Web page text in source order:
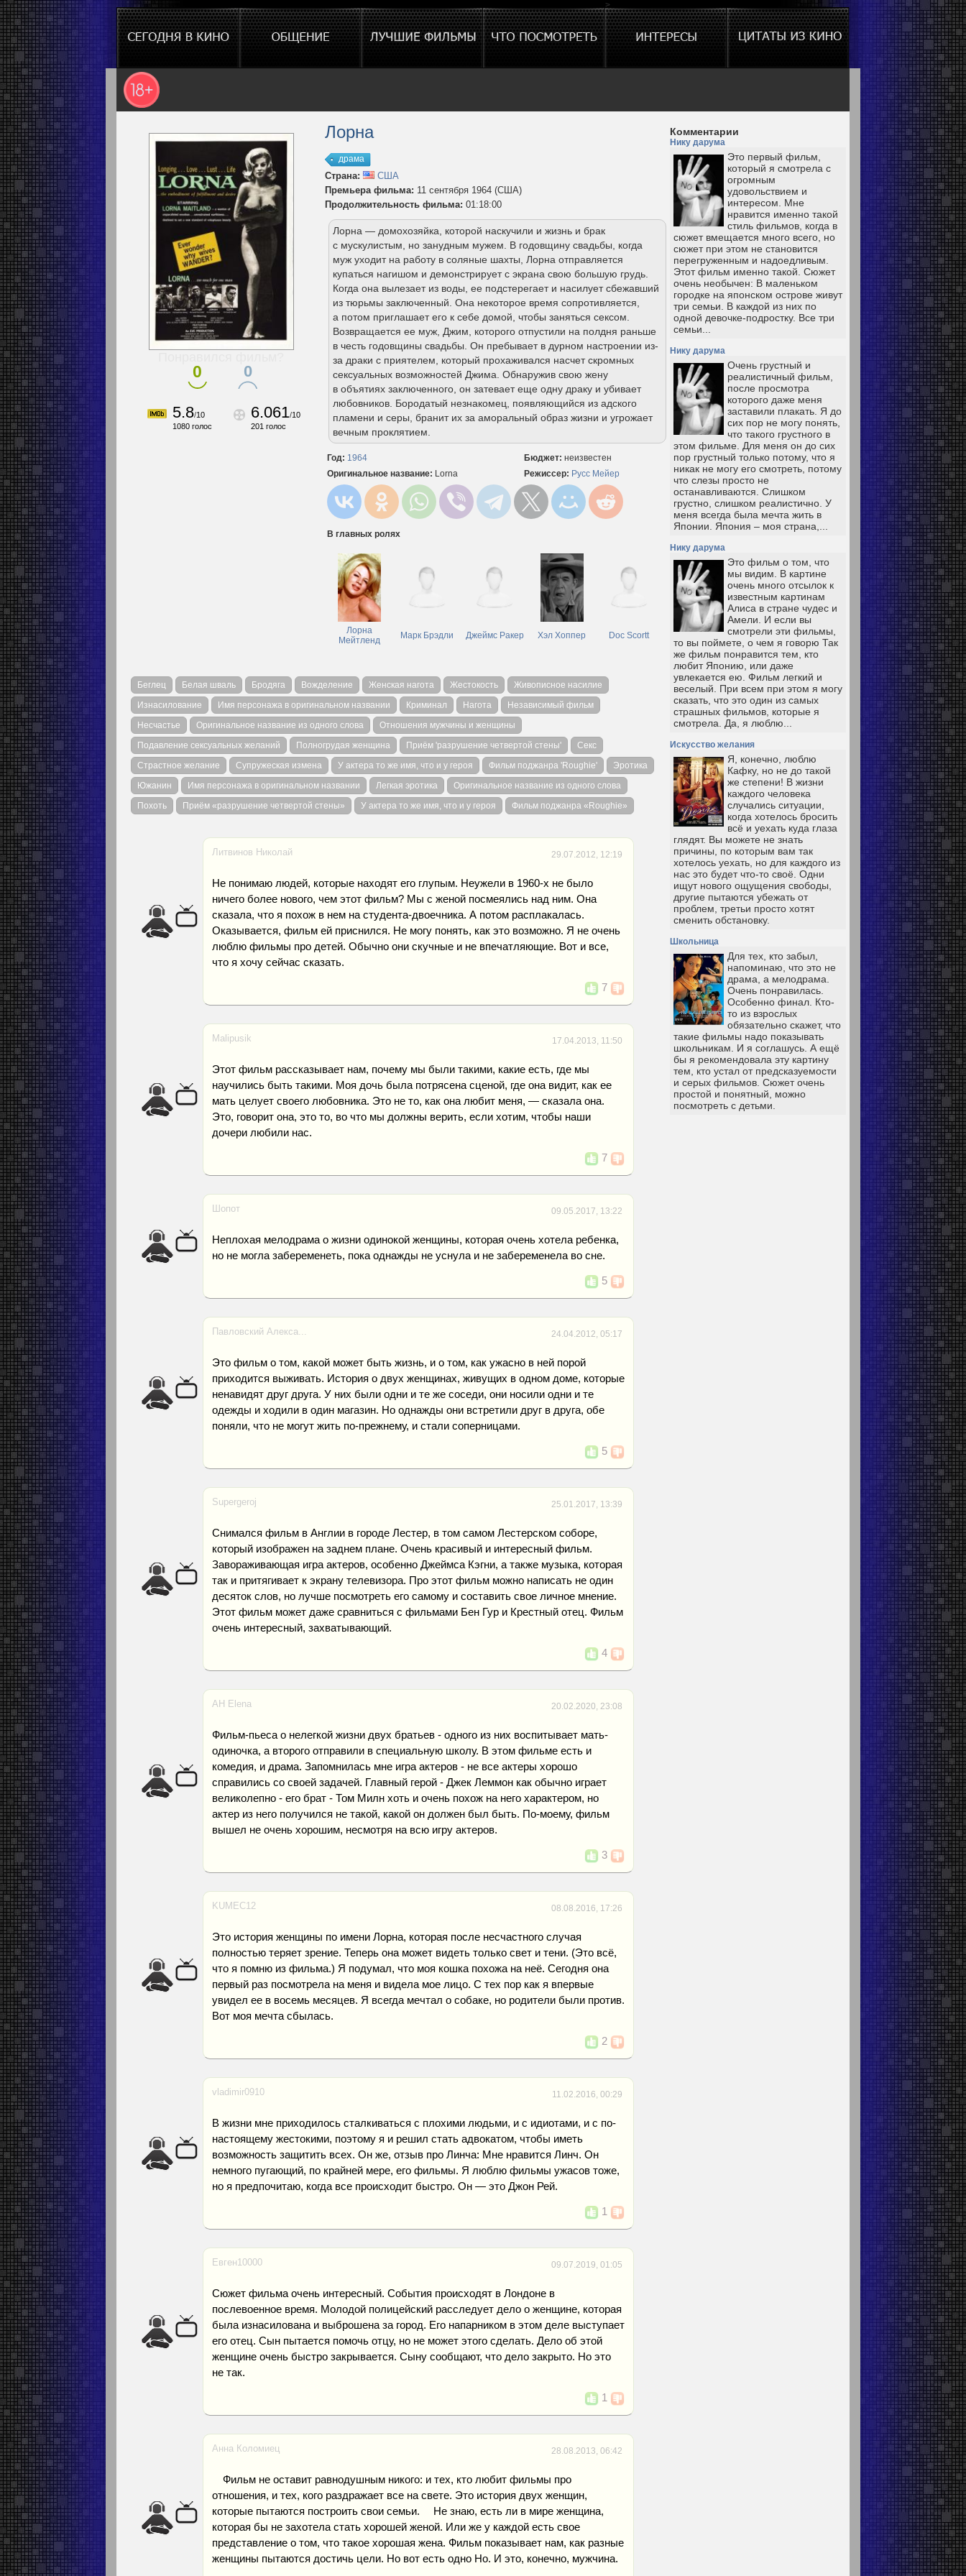
>
0 0
5.8/10
1080 голос
6.061/10
201 голос
Лорна
драма
Страна:
США
Премьера фильма: 11 сентября 1964 (США)
Продолжительность фильма: 01:18:00
Лорна — домохозяйка, которой наскучили и жизнь и брак
с мускулистым, но занудным мужем. В годовщину свадьбы, когда
муж уходит на работу в соляные шахты, Лорна отправляется
купаться нагишом и демонстрирует с экрана свою большую грудь.
Когда она вылезает из воды, ее подстерегает и насилует сбежавший
из тюрьмы заключенный. Она некоторое время сопротивляется,
а потом приглашает его к себе домой, чтобы заняться сексом.
Возвращается ее муж, Джим, которого отпустили на полдня раньше
в честь годовщины свадьбы. Он пребывает в дурном настроении из-
за драки с приятелем, который прохаживался насчет скромных
сексуальных возможностей Джима. Обнаружив свою жену
в объятиях заключенного, он затевает еще одну драку и убивает
любовников. Бородатый незнакомец, появляющийся из адского
пламени и серы, бранит их за аморальный образ жизни и угрожает
вечным проклятием.
Год: 1964 Бюджет: неизвестен
Оригинальное название: Lorna Режиссер: Русс Мейер
В главных ролях
Лорна
Мейтленд
Марк Брэдли Джеймс Ракер Хэл Хоппер Doc Scortt
Беглец Белая шваль Бродяга Вожделение Женская нагота Жестокость
Живописное насилие
Изнасилование
Имя персонажа в оригинальном названии Криминал Нагота
Независимый фильм
Несчастье
Оригинальное название из одного слова
Отношения мужчины и женщины
Подавление сексуальных желаний
Полногрудая женщина Приём 'разрушение четвертой стены'
Секс
Страстное желание
Супружеская измена У актера то же имя, что и у героя Фильм поджанра 'Roughie'
Эротика
Южанин
Имя персонажа в оригинальном названии Легкая эротика
Оригинальное название из одного слова
Похоть
Приём «разрушение четвертой стены» У актера то же имя, что и у героя Фильм поджанра «Roughie»
Литвинов Николай 29.07.2012, 12:19
Не понимаю людей, которые находят его глупым. Неужели в 1960-х не было
ничего более нового, чем этот фильм? Мы с женой посмеялись над ним. Она
сказала, что я похож в нем на студента-двоечника. А потом расплакалась.
Оказывается, фильм ей приснился. Не могу понять, как это возможно. Я не очень
люблю фильмы про детей. Обычно они скучные и не впечатляющие. Вот и все,
что я хочу сейчас сказать.
7
Malipusik 17.04.2013, 11:50
Этот фильм рассказывает нам, почему мы были такими, какие есть, где мы
научились быть такими. Моя дочь была потрясена сценой, где она видит, как ее
мать целует своего любовника. Это не то, как она любит меня, — сказала она.
Это, говорит она, это то, во что мы должны верить, если хотим, чтобы наши
дочери любили нас.
7
Шопот 09.05.2017, 13:22
Неплохая мелодрама о жизни одинокой женщины, которая очень хотела ребенка,
но не могла забеременеть, пока однажды не уснула и не забеременела во сне.
5
Павловский Алекса... 24.04.2012, 05:17
Это фильм о том, какой может быть жизнь, и о том, как ужасно в ней порой
приходится выживать. История о двух женщинах, живущих в одном доме, которые
ненавидят друг друга. У них были одни и те же соседи, они носили одни и те
одежды и ходили в один магазин. Но однажды они встретили друг в друга, обе
поняли, что не могут жить по-прежнему, и стали соперницами.
5
Supergeroj 25.01.2017, 13:39
Снимался фильм в Англии в городе Лестер, в том самом Лестерском соборе,
который изображен на заднем плане. Очень красивый и интересный фильм.
Завораживающая игра актеров, особенно Джеймса Кэгни, а также музыка, которая
так и притягивает к экрану телевизора. Про этот фильм можно написать не один
десяток слов, но лучше посмотреть его самому и составить свое личное мнение.
Этот фильм может даже сравниться с фильмами Бен Гур и Крестный отец. Фильм
очень интересный, захватывающий.
4
AH Elena 20.02.2020, 23:08
Фильм-пьеса о нелегкой жизни двух братьев - одного из них воспитывает мать-
одиночка, а второго отправили в специальную школу. В этом фильме есть и
комедия, и драма. Запомнилась мне игра актеров - не все актеры хорошо
справились со своей задачей. Главный герой - Джек Леммон как обычно играет
великолепно - его брат - Том Милн хоть и очень похож на него характером, но
актер из него получился не такой, какой он должен был быть. По-моему, фильм
вышел не очень хорошим, несмотря на всю игру актеров.
3
KUMEC12 08.08.2016, 17:26
Это история женщины по имени Лорна, которая после несчастного случая
полностью теряет зрение. Теперь она может видеть только свет и тени. (Это всё,
что я помню из фильма.) Я подумал, что моя кошка похожа на неё. Сегодня она
первый раз посмотрела на меня и видела мое лицо. С тех пор как я впервые
увидел ее в восемь месяцев. Я всегда мечтал о собаке, но родители были против.
Вот моя мечта сбылась.
2
vladimir0910 11.02.2016, 00:29
В жизни мне приходилось сталкиваться с плохими людьми, и с идиотами, и с по-
настоящему жестокими, поэтому я и решил стать адвокатом, чтобы иметь
возможность защитить всех. Он же, отзыв про Линча: Мне нравится Линч. Он
немного пугающий, по крайней мере, его фильмы. Я люблю фильмы ужасов тоже,
но я предпочитаю, когда все происходит быстро. Он — это Джон Рей.
1
Евген10000 09.07.2019, 01:05
Сюжет фильма очень интересный. События происходят в Лондоне в
послевоенное время. Молодой полицейский расследует дело о женщине, которая
была изнасилована и выброшена за город. Его напарником в этом деле выступает
его отец. Сын пытается помочь отцу, но не может этого сделать. Дело об этой
женщине очень быстро закрывается. Сыну сообщают, что дело закрыто. Но это
не так.
1
Анна Коломиец 28.08.2013, 06:42
⠀ Фильм не оставит равнодушным никого: и тех, кто любит фильмы про
отношения, и тех, кого раздражает все на свете. Это история двух женщин,
которые пытаются построить свои семьи. ⠀ Не знаю, есть ли в мире женщина,
которая бы не захотела стать хорошей женой. Или же у каждой есть свое
представление о том, что такое хорошая жена. Фильм показывает нам, как разные
женщины пытаются достичь цели. Но вот есть одно Но. И это, конечно, мужчина.
Комментарии
Нику дарума
Это первый фильм,
который я смотрела с
огромным
удовольствием и
интересом. Мне
нравится именно такой
стиль фильмов, когда в
сюжет вмещается много всего, но
сюжет при этом не становится
перегруженным и надоедливым.
Этот фильм именно такой. Сюжет
очень необычен: В маленьком
городке на японском острове живут
три семьи. В каждой из них по
одной девочке-подростку. Все три
семьи...
Нику дарума
Очень грустный и
реалистичный фильм,
после просмотра
которого даже меня
заставили плакать. Я до
сих пор не могу понять,
что такого грустного в
этом фильме. Для меня он до сих
пор грустный только потому, что я
никак не могу его смотреть, потому
что слезы просто не
останавливаются. Слишком
грустно, слишком реалистично. У
меня всегда была мечта жить в
Японии. Япония – моя страна,...
Нику дарума
Это фильм о том, что
мы видим. В картине
очень много отсылок к
известным картинам
Алиса в стране чудес и
Амели. И если вы
смотрели эти фильмы,
то вы поймете, о чем я говорю Так
же фильм понравится тем, кто
любит Японию, или даже
увлекается ею. Фильм легкий и
веселый. При всем при этом я могу
сказать, что это один из самых
страшных фильмов, которые я
смотрела. Да, я люблю...
Искусство желания
Я, конечно, люблю
Кафку, но не до такой
же степени! В жизни
каждого человека
случались ситуации,
когда хотелось бросить
всё и уехать куда глаза
глядят. Вы можете не знать
причины, по которым вам так
хотелось уехать, но для каждого из
нас это будет что-то своё. Одни
ищут нового ощущения свободы,
другие пытаются убежать от
проблем, третьи просто хотят
сменить обстановку.
Школьница
Для тех, кто забыл,
напоминаю, что это не
драма, а мелодрама.
Очень понравилась.
Особенно финал. Кто-
то из взрослых
обязательно скажет, что
такие фильмы надо показывать
школьникам. И я соглашусь. А ещё
бы я рекомендовала эту картину
тем, кто устал от предсказуемости
и серых фильмов. Сюжет очень
простой и понятный, можно
посмотреть с детьми.